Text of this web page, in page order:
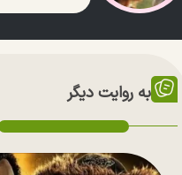
به روایت دیگر